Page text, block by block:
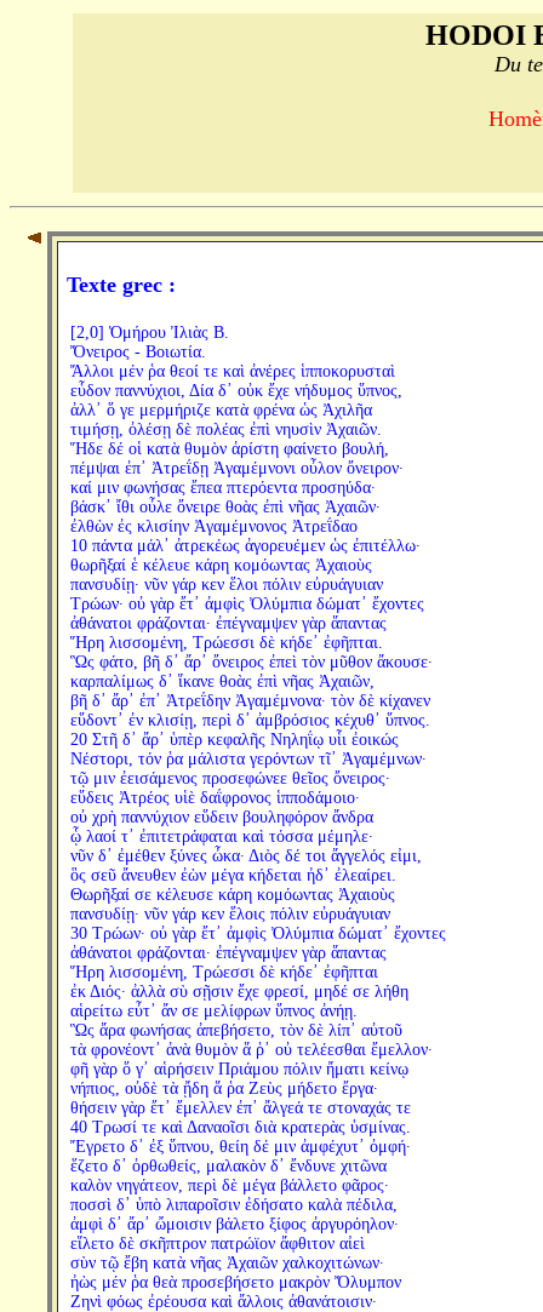
HODOI
Du
Texte grec :
[2,0] Ὁμήρου Ἰλιὰς Β.
Ὄνειρος - Βοιωτία.
Ἄλλοι μέν ῥα θεοί τε καὶ ἀνέρες ἱπποκορυσταὶ
εὗδον παννύχιοι, Δία δ᾽ οὐκ ἔχε νήδυμος ὕπνος,
ἀλλ᾽ ὅ γε μερμήριζε κατὰ φρένα ὡς Ἀχιλῆα
τιμήσῃ, ὀλέσῃ δὲ πολέας ἐπὶ νηυσὶν Ἀχαιῶν.
Ἥδε δέ οἱ κατὰ θυμὸν ἀρίστη φαίνετο βουλή,
πέμψαι ἐπ᾽ Ἀτρεΐδῃ Ἀγαμέμνονι οὖλον ὄνειρον·
καί μιν φωνήσας ἔπεα πτερόεντα προσηύδα·
βάσκ᾽ ἴθι οὖλε ὄνειρε θοὰς ἐπὶ νῆας Ἀχαιῶν·
ἐλθὼν ἐς κλισίην Ἀγαμέμνονος Ἀτρεΐδαο
10 πάντα μάλ᾽ ἀτρεκέως ἀγορευέμεν ὡς ἐπιτέλλω·
θωρῆξαί ἑ κέλευε κάρη κομόωντας Ἀχαιοὺς
πανσυδίῃ· νῦν γάρ κεν ἕλοι πόλιν εὐρυάγυιαν
Τρώων· οὐ γὰρ ἔτ᾽ ἀμφὶς Ὀλύμπια δώματ᾽ ἔχοντες
ἀθάνατοι φράζονται· ἐπέγναμψεν γὰρ ἅπαντας
Ἥρη λισσομένη, Τρώεσσι δὲ κήδε᾽ ἐφῆπται.
Ὣς φάτο, βῆ δ᾽ ἄρ᾽ ὄνειρος ἐπεὶ τὸν μῦθον ἄκουσε·
καρπαλίμως δ᾽ ἵκανε θοὰς ἐπὶ νῆας Ἀχαιῶν,
βῆ δ᾽ ἄρ᾽ ἐπ᾽ Ἀτρεΐδην Ἀγαμέμνονα· τὸν δὲ κίχανεν
εὕδοντ᾽ ἐν κλισίῃ, περὶ δ᾽ ἀμβρόσιος κέχυθ᾽ ὕπνος.
20 Στῆ δ᾽ ἄρ᾽ ὑπὲρ κεφαλῆς Νηληΐῳ υἷι ἐοικώς
Νέστορι, τόν ῥα μάλιστα γερόντων τῖ᾽ Ἀγαμέμνων·
τῷ μιν ἐεισάμενος προσεφώνεε θεῖος ὄνειρος·
εὕδεις Ἀτρέος υἱὲ δαΐφρονος ἱπποδάμοιο·
οὐ χρὴ παννύχιον εὕδειν βουληφόρον ἄνδρα
ᾧ λαοί τ᾽ ἐπιτετράφαται καὶ τόσσα μέμηλε·
νῦν δ᾽ ἐμέθεν ξύνες ὦκα· Διὸς δέ τοι ἄγγελός εἰμι,
ὃς σεῦ ἄνευθεν ἐὼν μέγα κήδεται ἠδ᾽ ἐλεαίρει.
Θωρῆξαί σε κέλευσε κάρη κομόωντας Ἀχαιοὺς
πανσυδίῃ· νῦν γάρ κεν ἕλοις πόλιν εὐρυάγυιαν
30 Τρώων· οὐ γὰρ ἔτ᾽ ἀμφὶς Ὀλύμπια δώματ᾽ ἔχοντες
ἀθάνατοι φράζονται· ἐπέγναμψεν γὰρ ἅπαντας
Ἥρη λισσομένη, Τρώεσσι δὲ κήδε᾽ ἐφῆπται
ἐκ Διός· ἀλλὰ σὺ σῇσιν ἔχε φρεσί, μηδέ σε λήθη
αἱρείτω εὖτ᾽ ἄν σε μελίφρων ὕπνος ἀνήῃ.
Ὣς ἄρα φωνήσας ἀπεβήσετο, τὸν δὲ λίπ᾽ αὐτοῦ
τὰ φρονέοντ᾽ ἀνὰ θυμὸν ἅ ῥ᾽ οὐ τελέεσθαι ἔμελλον·
φῆ γὰρ ὅ γ᾽ αἱρήσειν Πριάμου πόλιν ἤματι κείνῳ
νήπιος, οὐδὲ τὰ ᾔδη ἅ ῥα Ζεὺς μήδετο ἔργα·
θήσειν γὰρ ἔτ᾽ ἔμελλεν ἐπ᾽ ἄλγεά τε στοναχάς τε
40 Τρωσί τε καὶ Δαναοῖσι διὰ κρατερὰς ὑσμίνας.
Ἔγρετο δ᾽ ἐξ ὕπνου, θείη δέ μιν ἀμφέχυτ᾽ ὀμφή·
ἕζετο δ᾽ ὀρθωθείς, μαλακὸν δ᾽ ἔνδυνε χιτῶνα
καλὸν νηγάτεον, περὶ δὲ μέγα βάλλετο φᾶρος·
ποσσὶ δ᾽ ὑπὸ λιπαροῖσιν ἐδήσατο καλὰ πέδιλα,
ἀμφὶ δ᾽ ἄρ᾽ ὤμοισιν βάλετο ξίφος ἀργυρόηλον·
εἵλετο δὲ σκῆπτρον πατρώϊον ἄφθιτον αἰεὶ
σὺν τῷ ἔβη κατὰ νῆας Ἀχαιῶν χαλκοχιτώνων·
ἠὼς μέν ῥα θεὰ προσεβήσετο μακρὸν Ὄλυμπον
Ζηνὶ φόως ἐρέουσα καὶ ἄλλοις ἀθανάτοισιν·